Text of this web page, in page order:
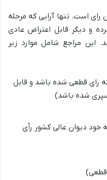
است. تنها آرایی که مرحله
و دیگر قابل اعتراض عادی
ماده 477 می شوند. این مراجع شامل موارد زیر
رای قطعی شده باشد و قابل
شده باشد)
خود دیوان عالی کشور رأی
قطعی)